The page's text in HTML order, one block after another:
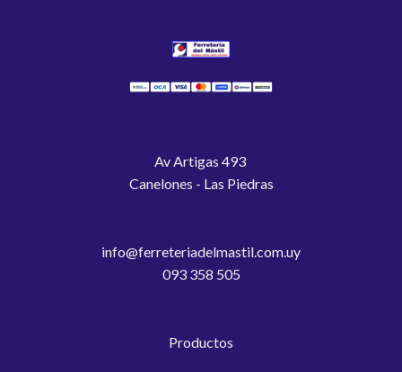
Av Artigas 493
Canelones - Las Piedras
info@ferreteriadelmastil.com.uy
093 358 505
Productos